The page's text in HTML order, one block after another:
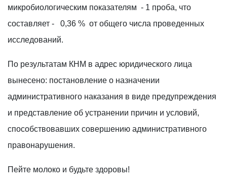
микробиологическим показателям - 1 проба, что
составляет - 0,36 % от общего числа проведенных
исследований.
По результатам КНМ в адрес юридического лица
вынесено: постановление о назначении
административного наказания в виде предупреждения
и представление об устранении причин и условий,
способствовавших совершению административного
правонарушения.
Пейте молоко и будьте здоровы!